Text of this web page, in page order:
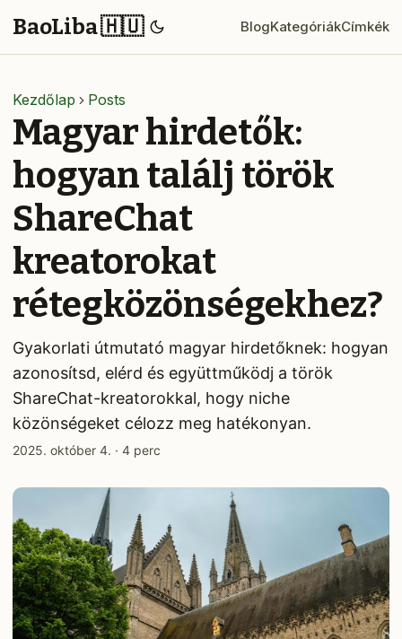
BaoLiba 🇭🇺 BlogKategóriákCímkék
Kezdőlap Posts
Magyar hirdetők:
hogyan találj török
ShareChat
kreatorokat
rétegközönségekhez?
Gyakorlati útmutató magyar hirdetőknek: hogyan
azonosítsd, elérd és együttműködj a török
ShareChat-kreatorokkal, hogy niche
közönségeket célozz meg hatékonyan.
2025. október 4. · 4 perc